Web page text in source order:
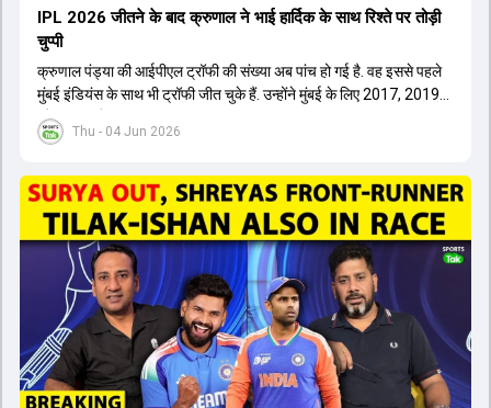
Thu - 04 Jun 2026
IPL 2026 जीतने के बाद क्रुणाल ने भाई हार्द‍िक के साथ र‍िश्ते पर तोड़ी
चुप्पी
क्रुणाल पंड्या की आईपीएल ट्रॉफी की संख्या अब पांच हो गई है. वह इससे पहले
मुंबई इंडियंस के साथ भी ट्रॉफी जीत चुके हैं. उन्होंने मुंबई के लिए 2017, 2019
और 2020 में ट्रॉफी जीती थी.